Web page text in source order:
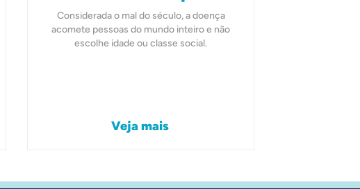
Considerada o mal do século, a doença
acomete pessoas do mundo inteiro e não
escolhe idade ou classe social.
Veja mais